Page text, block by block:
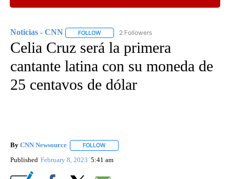
Noticias - CNN FOLLOW FOLLOW "NOTICIAS - CNN" TO RECEIVE
2 Followers
Celia Cruz será la primera
cantante latina con su moneda de
25 centavos de dólar
By CNN Newsource FOLLOW
Published February 8, 2023 5:41 am